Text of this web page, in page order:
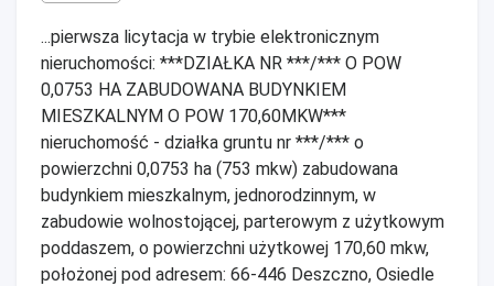
...pierwsza licytacja w trybie elektronicznym
nieruchomości: ***DZIAŁKA NR ***/*** O POW
0,0753 HA ZABUDOWANA BUDYNKIEM
MIESZKALNYM O POW 170,60MKW***
nieruchomość - działka gruntu nr ***/*** o
powierzchni 0,0753 ha (753 mkw) zabudowana
budynkiem mieszkalnym, jednorodzinnym, w
zabudowie wolnostojącej, parterowym z użytkowym
poddaszem, o powierzchni użytkowej 170,60 mkw,
położonej pod adresem: 66-446 Deszczno, Osiedle